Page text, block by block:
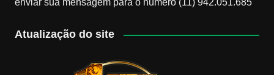
enviar sua mensagem para o número (11) 942.051.685
Atualização do site